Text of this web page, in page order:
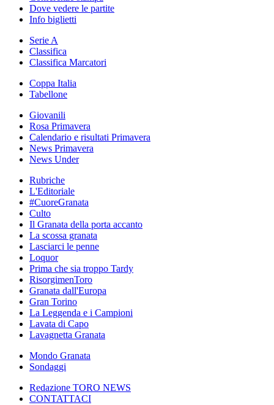
Dove vedere le partite
Info biglietti
Serie A
Classifica
Classifica Marcatori
Coppa Italia
Tabellone
Giovanili
Rosa Primavera
Calendario e risultati Primavera
News Primavera
News Under
Rubriche
L'Editoriale
#CuoreGranata
Culto
Il Granata della porta accanto
La scossa granata
Lasciarci le penne
Loquor
Prima che sia troppo Tardy
RisorgimenToro
Granata dall'Europa
Gran Torino
La Leggenda e i Campioni
Lavata di Capo
Lavagnetta Granata
Mondo Granata
Sondaggi
Redazione TORO NEWS
CONTATTACI